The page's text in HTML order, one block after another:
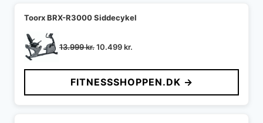
Toorx BRX-R3000 Siddecykel
13.999kr.Den
pris
var:
13.999 kr..
10.499kr.
pris
er:
10.499 kr..
FITNESSSHOPPEN.DK →